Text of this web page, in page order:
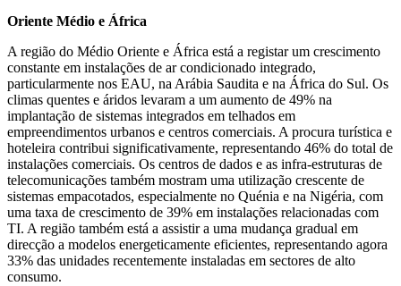
Oriente Médio e África
A região do Médio Oriente e África está a registar um crescimento
constante em instalações de ar condicionado integrado,
particularmente nos EAU, na Arábia Saudita e na África do Sul. Os
climas quentes e áridos levaram a um aumento de 49% na
implantação de sistemas integrados em telhados em
empreendimentos urbanos e centros comerciais. A procura turística e
hoteleira contribui significativamente, representando 46% do total de
instalações comerciais. Os centros de dados e as infra-estruturas de
telecomunicações também mostram uma utilização crescente de
sistemas empacotados, especialmente no Quénia e na Nigéria, com
uma taxa de crescimento de 39% em instalações relacionadas com
TI. A região também está a assistir a uma mudança gradual em
direcção a modelos energeticamente eficientes, representando agora
33% das unidades recentemente instaladas em sectores de alto
consumo.